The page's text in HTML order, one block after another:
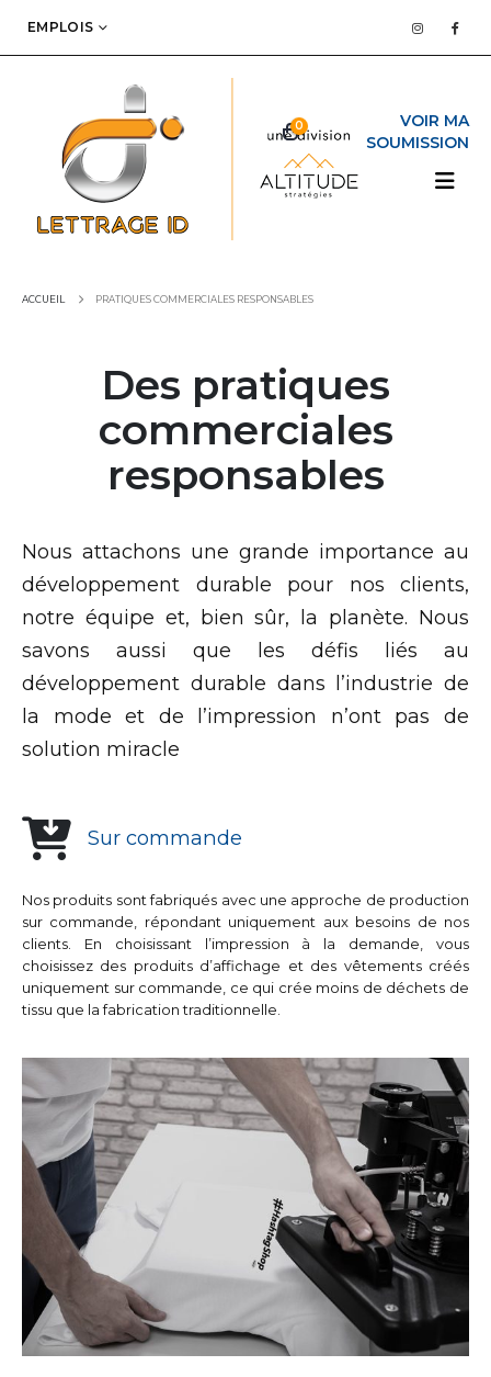
EMPLOIS
0
ACCUEIL PRATIQUES COMMERCIALES RESPONSABLES
Des pratiques
commerciales
responsables
Nous attachons une grande importance au
développement durable pour nos clients,
notre équipe et, bien sûr, la planète. Nous
savons aussi que les défis liés au
développement durable dans l’industrie de
la mode et de l’impression n’ont pas de
solution miracle
Sur commande
Nos produits sont fabriqués avec une approche de production
sur commande, répondant uniquement aux besoins de nos
clients. En choisissant l’impression à la demande, vous
choisissez des produits d’affichage et des vêtements créés
uniquement sur commande, ce qui crée moins de déchets de
tissu que la fabrication traditionnelle.